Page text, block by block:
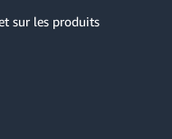
sur les produits